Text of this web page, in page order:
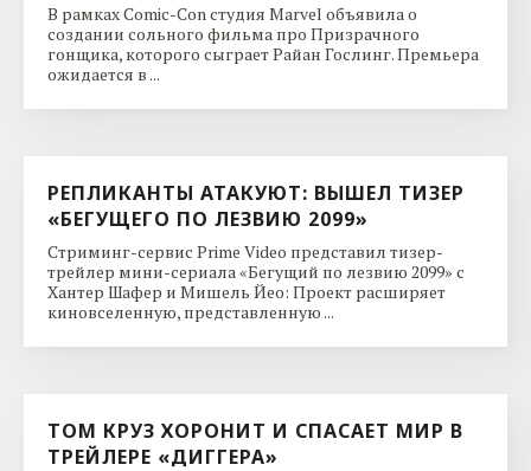
В рамках Comic-Con студия Marvel объявила о
создании сольного фильма про Призрачного
гонщика, которого сыграет Райан Гослинг. Премьера
ожидается в ...
РЕПЛИКАНТЫ АТАКУЮТ: ВЫШЕЛ ТИЗЕР
«БЕГУЩЕГО ПО ЛЕЗВИЮ 2099»
Стриминг-сервис Prime Video представил тизер-
трейлер мини-сериала «Бегущий по лезвию 2099» с
Хантер Шафер и Мишель Йео: Проект расширяет
киновселенную, представленную ...
ТОМ КРУЗ ХОРОНИТ И СПАСАЕТ МИР В
ТРЕЙЛЕРЕ «ДИГГЕРА»